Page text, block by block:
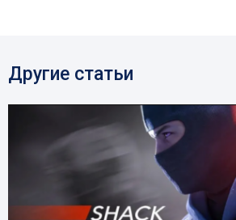
Другие статьи